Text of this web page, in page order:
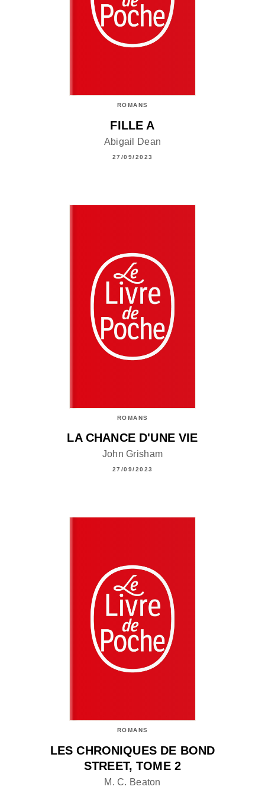
ROMANS
FILLE A
Abigail Dean
27/09/2023
ROMANS
LA CHANCE D'UNE VIE
John Grisham
27/09/2023
ROMANS
LES CHRONIQUES DE BOND
STREET, TOME 2
M. C. Beaton